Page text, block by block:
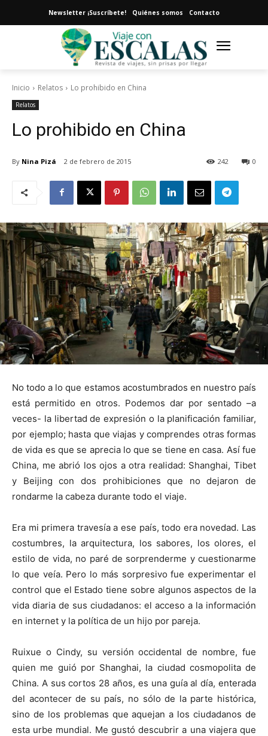
Newsletter ¡Suscríbete! Quiénes somos Contacto
Inicio Relatos Lo prohibido en China
Relatos
Lo prohibido en China
By Nina Pizá 2 de febrero de 2015 0
242
No todo a lo que estamos acostumbrados en nuestro país
está permitido en otros. Podemos dar por sentado –a
veces- la libertad de expresión o la planificación familiar,
por ejemplo; hasta que viajas y comprendes otras formas
de vida es que se aprecia lo que se tiene en casa. Así fue
China, me abrió los ojos a otra realidad: Shanghai, Tibet
y Beijing con dos prohibiciones que no dejaron de
rondarme la cabeza durante todo el viaje.
Era mi primera travesía a ese país, todo era novedad. Las
costumbres, la arquitectura, los sabores, los olores, el
estilo de vida, no paré de sorprenderme y cuestionarme
lo que veía. Pero lo más sorpresivo fue experimentar el
control que el Estado tiene sobre algunos aspectos de la
vida diaria de sus ciudadanos: el acceso a la información
en internet y la política de un hijo por pareja.
Ruixue o Cindy, su versión occidental de nombre, fue
quien me guió por Shanghai, la ciudad cosmopolita de
China. A sus cortos 28 años, es una guía al día, enterada
del acontecer de su país, no sólo de la parte histórica,
sino de los problemas que aquejan a los ciudadanos de
esta urbe mundial. Me gustó descubrir a una viajera que